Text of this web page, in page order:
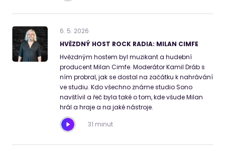
6. 5. 2026
HVĚZDNÝ HOST ROCK RADIA: MILAN CIMFE
Hvězdným hostem byl muzikant a hudební
producent Milan Cimfe. Moderátor Kamil Dráb s
ním probral, jak se dostal na začátku k nahrávání
ve studiu. Kdo všechno známe studio Sono
navštívil a řeč byla také o tom, kde všude Milan
hrál a hraje a na jaké nástroje.
31 minut